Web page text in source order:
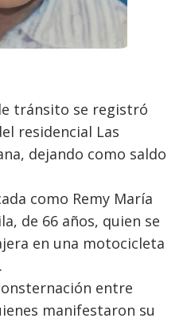
tránsito se registró
residencial Las
dejando como saldo
como Remy María
de 66 años, quien se
en una motocicleta
entre
manifestaron su